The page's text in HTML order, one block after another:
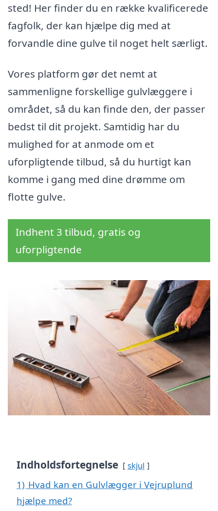
sted! Her finder du en række kvalificerede
fagfolk, der kan hjælpe dig med at
forvandle dine gulve til noget helt særligt.
Vores platform gør det nemt at
sammenligne forskellige gulvlæggere i
området, så du kan finde den, der passer
bedst til dit projekt. Samtidig har du
mulighed for at anmode om et
uforpligtende tilbud, så du hurtigt kan
komme i gang med dine drømme om
flotte gulve.
Indhent 3 tilbud, gratis og
uforpligtende
Indholdsfortegnelse skjul
1) Hvad kan en Gulvlægger i Vejruplund
hjælpe med?